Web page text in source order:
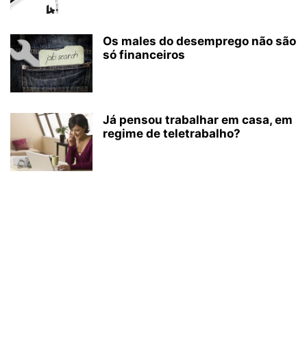
Os males do desemprego não são
só financeiros
Já pensou trabalhar em casa, em
regime de teletrabalho?